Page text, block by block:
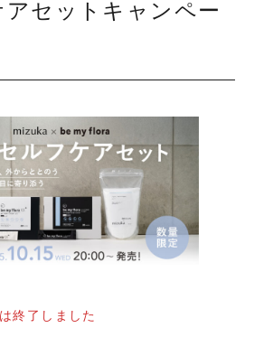
セットキャンペー
終了しました